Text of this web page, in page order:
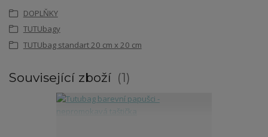
DOPLŇKY
TUTUbagy
TUTUbag standart 20 cm x 20 cm
Související zboží 1